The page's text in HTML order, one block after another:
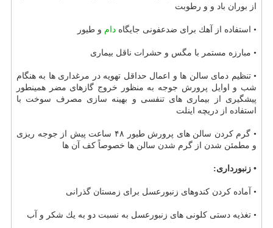
از بوران باد و و رطوبت
• استفاده از آهك برای ضدعفونی جایگاه دام و طیور
• مبارزه مستمر با مگس و حشرات ناقل بیماری
• تنظیم دمای سالن ها و اعمال حداقل تهویه در مرغداری ها به هنگام
شب و اوایل پرورش جوجه به منظور خروج گازهای مضر همینطور
پیشگیری از بیماری های تنفسی و بهینه سازی مصرف سوخت با
استفاده از دریچه اینلت
• گرم كردن سالن های پرورش طیور ۴۸ ساعت پیش از جوجه ریزی
و مطمئن شدن از گرم شدن سالن ها خصوصاً كف آن ها
• زنبورداری:
• آماده كردن كندوهای زنبورعسل برای زمستان گذرانی
• تغذیه دستی كلونی های زنبورعسل به نسبت دو به یك شكر و آب